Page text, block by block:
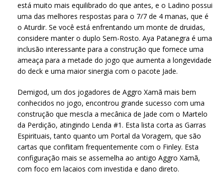
está muito mais equilibrado do que antes, e o Ladino possui
uma das melhores respostas para o 7/7 de 4 manas, que é
o Aturdir. Se você está enfrentando um monte de druidas,
considere manter o duplo Sem-Rosto. Aya Patanegra é uma
inclusão interessante para a construção que fornece uma
ameaça para a metade do jogo que aumenta a longevidade
do deck e uma maior sinergia com o pacote Jade.
Demigod, um dos jogadores de Aggro Xamã mais bem
conhecidos no jogo, encontrou grande sucesso com uma
construção que mescla a mecânica de Jade com o Martelo
da Perdição, atingindo Lenda #1. Esta lista corta as Garras
Espirituais, tanto quanto um Portal da Voragem, que são
cartas que conflitam frequentemente com o Finley. Esta
configuração mais se assemelha ao antigo Aggro Xamã,
com foco em lacaios com investida e dano direto.